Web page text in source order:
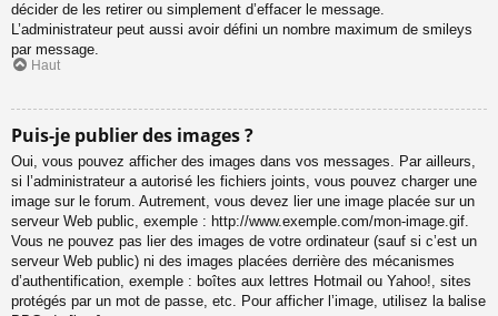
décider de les retirer ou simplement d’effacer le message.
L’administrateur peut aussi avoir défini un nombre maximum de smileys
par message.
Haut
Puis-je publier des images ?
Oui, vous pouvez afficher des images dans vos messages. Par ailleurs,
si l’administrateur a autorisé les fichiers joints, vous pouvez charger une
image sur le forum. Autrement, vous devez lier une image placée sur un
serveur Web public, exemple : http://www.exemple.com/mon-image.gif.
Vous ne pouvez pas lier des images de votre ordinateur (sauf si c’est un
serveur Web public) ni des images placées derrière des mécanismes
d’authentification, exemple : boîtes aux lettres Hotmail ou Yahoo!, sites
protégés par un mot de passe, etc. Pour afficher l’image, utilisez la balise